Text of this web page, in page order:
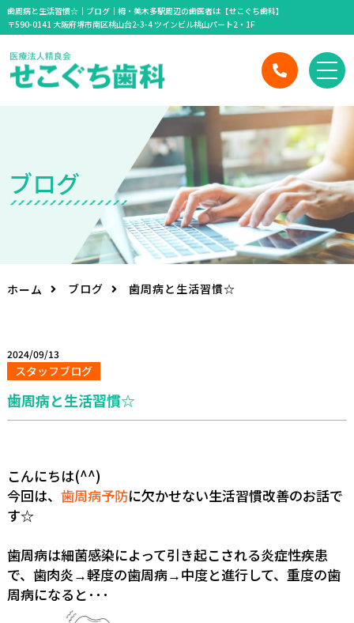
歯周病と生活習慣☆｜ブログ｜栂・美木多駅周辺の歯医者は【せこぐち歯科】
〒590-0141 大阪府堺市南区桃山台2-3-4 ツインビル桃山パート2・1F
ブログ
ホーム ブログ 歯周病と生活習慣☆
2024/09/13
スタッフブログ
歯周病と生活習慣☆
こんにちは(^^)
今回は、 歯周病予防に欠かせない生活習慣改善のお話で
す☆
歯周病は細菌感染によって引き起こされる炎症性疾患
で、歯肉炎 →軽度の歯周病→ 中度と進行して、重度の歯
周病になると･･･